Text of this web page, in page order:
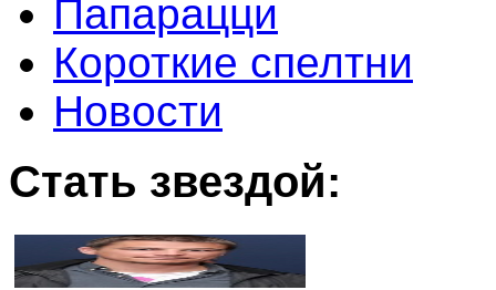
Папарацци
Короткие спелтни
Новости
Стать звездой: